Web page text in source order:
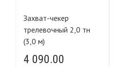
Захват-чекер
трелевочный 2,0 тн
(3,0 м)
4 090.00